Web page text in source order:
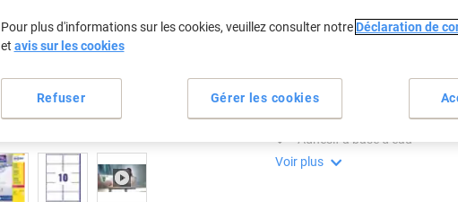
Informations de livraison
Technologie "Facile à
Recouvre les anciens textes
Parfaites pour enveloppes
Adhésif à base d’eau
Voir plus
Pour plus d'informations sur les cookies, veuillez consulter notre Déclaration de
et avis sur les cookies
Gérer les cookies
Refuser